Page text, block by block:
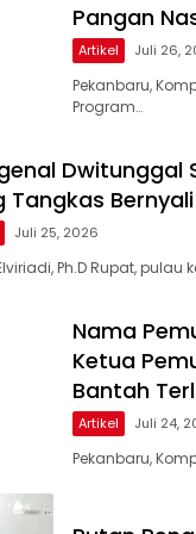
Pangan
Artikel Juli 26,
Pekanbaru,
Program…
Dwitunggal
Tangkas Bernyali
Juli 25, 2026
Ph.D Rupat, pulau
Nama
Ketua
Bantah
Artikel Juli 24,
Pekanbaru,